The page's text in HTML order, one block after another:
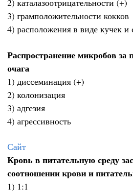
2) каталазоотрицательности (+)
3) грамположительности кокков
4) расположения в виде кучек и
Распространение микробов за
очага
1) диссеминация (+)
2) колонизация
3) адгезия
4) агрессивность
Сайт
Кровь в питательную среду
соотношении крови и
1) 1:1